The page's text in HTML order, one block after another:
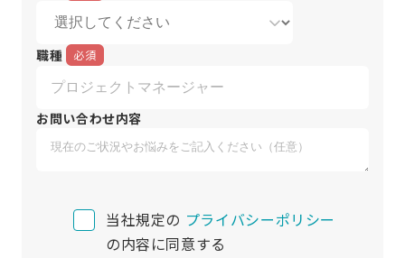
職種
お問い合わせ内容
当社規定の プライバシーポリシー
の内容に同意する